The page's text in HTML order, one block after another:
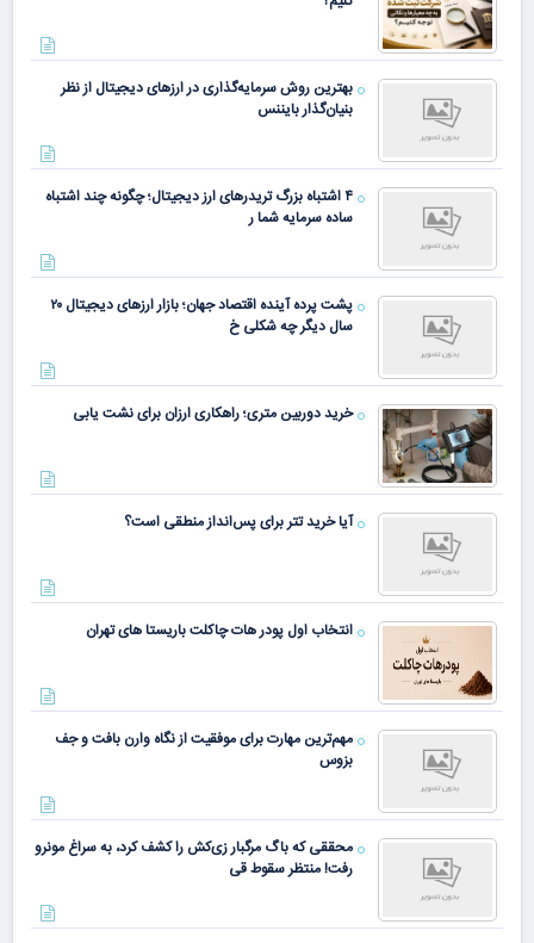
بهترین روش سرمایه‌گذاری در ارزهای دیجیتال از نظر
بنیان‌گذار بایننس
۴ اشتباه بزرگ تریدرهای ارز دیجیتال؛ چگونه چند اشتباه
ساده سرمایه شما ر
پشت پرده آینده اقتصاد جهان؛ بازار ارزهای دیجیتال ۲۰
سال دیگر چه شکلی خ
خرید دوربین متری؛ راهکاری ارزان برای نشت یابی
آیا خرید تتر برای پس‌انداز منطقی است؟
انتخاب اول پودر هات چاکلت باریستا های تهران
مهم‌ترین مهارت برای موفقیت از نگاه وارن بافت و جف
بزوس
محققی که باگ مرگبار زی‌کش را کشف کرد، به سراغ مونرو
رفت! منتظر سقوط قی